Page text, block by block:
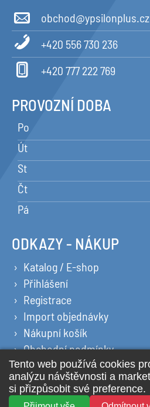
obchod@ypsilonplus.cz
+420 556 730 236
+420 777 222 769
PROVOZNÍ DOBA
Po
Út
St
Čt
Pá
ODKAZY - NÁKUP
Katalog / E-shop
Přihlášení
Registrace
Import objednávky
Nákupní košík
Obchodní podmínky
Ochrana osobních údajů
Prohlášení o cookies